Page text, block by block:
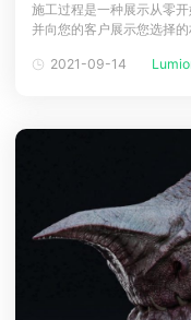
施工过程是一种展示从零
并向您的客户展示您选择
以导入各种建筑构件（板
2021-09-14